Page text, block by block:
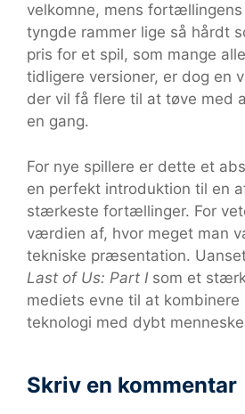
velkomne, mens
tyngde rammer lige så hårdt
pris for et spil, som mange
tidligere versioner, er dog en
der vil få flere til at tøve med
en gang.
For nye spillere er dette et
en perfekt introduktion til en
stærkeste fortællinger. For
værdien af, hvor meget man
tekniske præsentation.
Last of Us: Part I som et
mediets evne til at
teknologi med dybt
Skriv en kommentar